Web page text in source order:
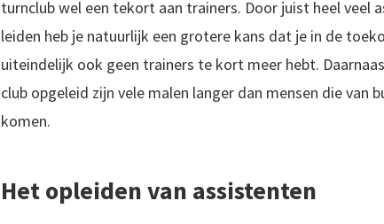
turnclub wel een tekort aan trainers. Door juist heel veel
leiden heb je natuurlijk een grotere kans dat je in de
uiteindelijk ook geen trainers te kort meer hebt.
club opgeleid zijn vele malen langer dan mensen die van
komen.
Het opleiden van assistenten